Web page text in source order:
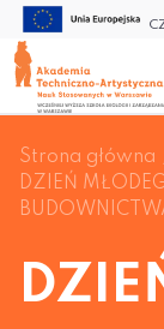
Strona główna
DZIEŃ